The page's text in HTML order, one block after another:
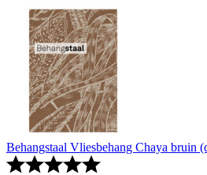
Behangstaal Vliesbehang Chaya bruin